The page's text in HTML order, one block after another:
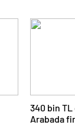
340 bin
Arabada